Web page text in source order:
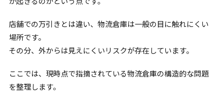
店舗での万引きとは違い、物流倉庫は一般の目に触れにくい
場所です。
その分、外からは見えにくいリスクが存在しています。
ここでは、現時点で指摘されている物流倉庫の構造的な問題
を整理します。